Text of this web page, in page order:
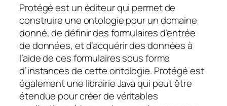
Protégé est un éditeur qui permet de
construire une ontologie pour un domaine
donné, de définir des formulaires d’entrée
de données, et d’acquérir des données à
l’aide de ces formulaires sous forme
d’instances de cette ontologie. Protégé est
également une librairie Java qui peut être
étendue pour créer de véritables